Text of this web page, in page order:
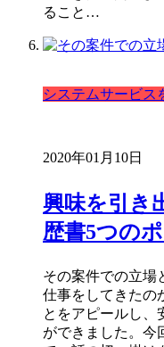
ること…
システムサービス
2020年01月10日
興味を引き
歴書5つの
その案件での立場
仕事をしてきたの
とをアピールし、
ができました。今